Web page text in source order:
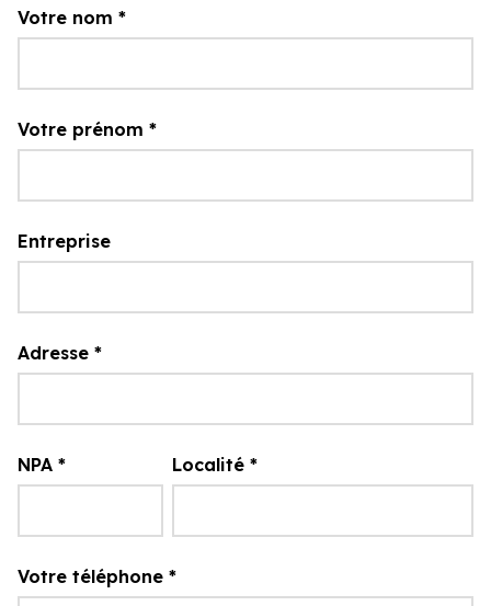
Votre nom *
Votre prénom *
Entreprise
Adresse *
NPA * Localité*
Votre téléphone *